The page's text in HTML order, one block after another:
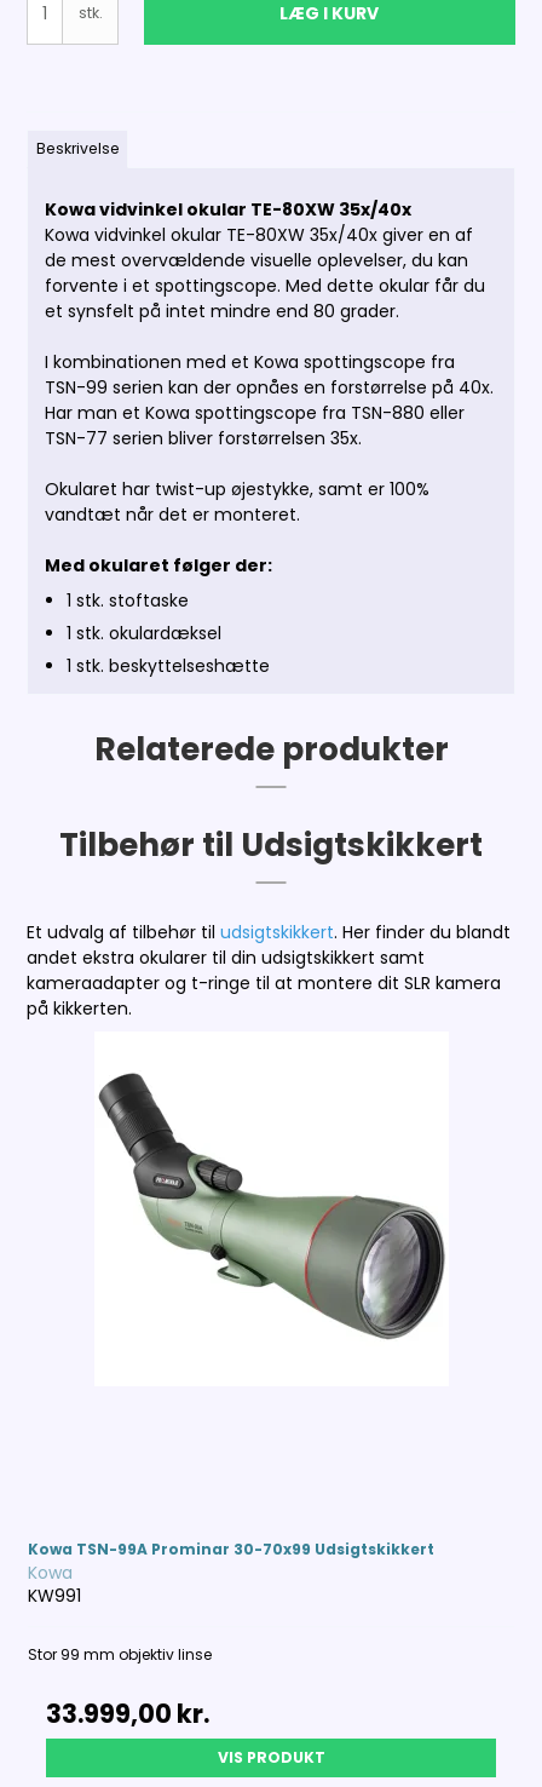
stk. LÆG I KURV
Beskrivelse
Kowa vidvinkel okular TE-80XW 35x/40x
Kowa vidvinkel okular TE-80XW 35x/40x giver en af
de mest overvældende visuelle oplevelser, du kan
forvente i et spottingscope. Med dette okular får du
et synsfelt på intet mindre end 80 grader.
I kombinationen med et Kowa spottingscope fra
TSN-99 serien kan der opnåes en forstørrelse på 40x.
Har man et Kowa spottingscope fra TSN-880 eller
TSN-77 serien bliver forstørrelsen 35x.
Okularet har twist-up øjestykke, samt er 100%
vandtæt når det er monteret.
Med okularet følger der:
1 stk. stoftaske
1 stk. okulardæksel
1 stk. beskyttelseshætte
Relaterede produkter
Tilbehør til Udsigtskikkert
Et udvalg af tilbehør tiludsigtskikkert. Her finder du blandt
andet ekstra okularer til din udsigtskikkert samt
kameraadapter og t-ringe til at montere dit SLR kamera
på kikkerten.
Kowa TSN-99A Prominar 30-70x99 Udsigtskikkert
Kowa
KW991
Stor 99 mm objektiv linse
33.999,00 kr.
VIS PRODUKT